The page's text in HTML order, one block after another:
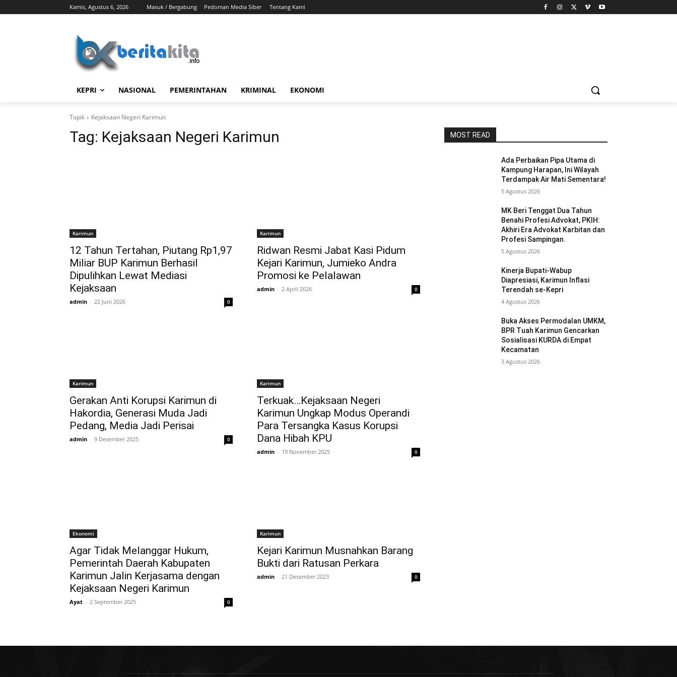
Kamis, Agustus 6, 2026 Masuk / Bergabung Pedoman Media Siber Tentang Kami
KEPRI NASIONAL PEMERINTAHAN KRIMINAL EKONOMI
Topik Kejaksaan Negeri Karimun
Tag: Kejaksaan Negeri Karimun
Karimun
12 Tahun Tertahan, Piutang Rp1,97
Miliar BUP Karimun Berhasil
Dipulihkan Lewat Mediasi
Kejaksaan
admin - 22 Juni 2026 0
Karimun
Ridwan Resmi Jabat Kasi Pidum
Kejari Karimun, Jumieko Andra
Promosi ke Pelalawan
admin - 2 April 2026 0
Karimun
Gerakan Anti Korupsi Karimun di
Hakordia, Generasi Muda Jadi
Pedang, Media Jadi Perisai
admin - 9 Desember 2025 0
Karimun
Terkuak…Kejaksaan Negeri
Karimun Ungkap Modus Operandi
Para Tersangka Kasus Korupsi
Dana Hibah KPU
admin - 19 November 2025 0
Ekonomi
Agar Tidak Melanggar Hukum,
Pemerintah Daerah Kabupaten
Karimun Jalin Kerjasama dengan
Kejaksaan Negeri Karimun
Ayat - 2 September 2025 0
Karimun
Kejari Karimun Musnahkan Barang
Bukti dari Ratusan Perkara
admin - 21 Desember 2023 0
MOST READ
Ada Perbaikan Pipa Utama di
Kampung Harapan, Ini Wilayah
Terdampak Air Mati Sementara!
5 Agustus 2026
MK Beri Tenggat Dua Tahun
Benahi Profesi Advokat, PKIH:
Akhiri Era Advokat Karbitan dan
Profesi Sampingan.
5 Agustus 2026
Kinerja Bupati-Wabup
Diapresiasi, Karimun Inflasi
Terendah se-Kepri
4 Agustus 2026
Buka Akses Permodalan UMKM,
BPR Tuah Karimun Gencarkan
Sosialisasi KURDA di Empat
Kecamatan
3 Agustus 2026